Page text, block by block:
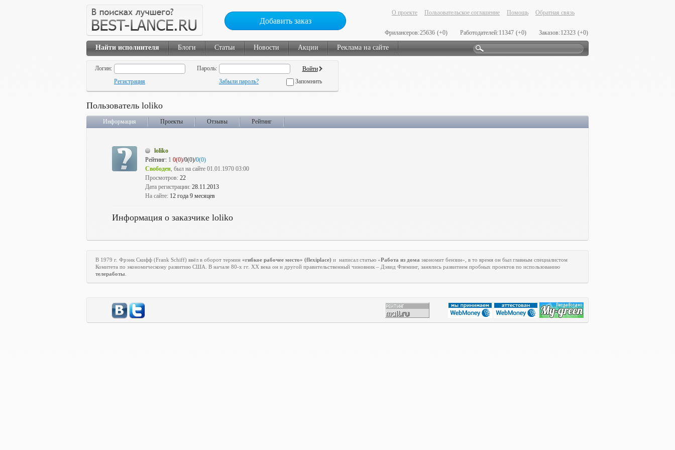
Добавить заказ
О проекте Пользовательское соглашение Помощь Обратная связь
Фрилансеров:25636 (+0) Работодателей:11347 (+0) Заказов:12323 (+0)
Найти исполнителя Блоги Статьи Новости Акции Реклама на сайте
Логин:
Пароль:
Регистрация
Забыли пароль? Запомнить
Пользователь loliko
Информация Проекты Отзывы Рейтинг
loliko
Рейтинг: 1 0(0)/0(0)/0(0)
Свободен, был на сайте 01.01.1970 03:00
Просмотров: 22
Дата регистрации: 28.11.2013
На сайте: 12 года 9 месяцев
Информация о заказчике loliko
В 1979 г. Фрэнк Скифф (Frank Schiff) ввёл в оборот термин «гибкое рабочее место» (flexiplace) и написал статью «Работа из дома экономит бензин», в то время он был главным специалистом
Комитета по экономическому развитию США. В начале 80-х гг. XX века он и другой правительственный чиновник – Дэвид Флеминг, занялись развитием пробных проектов по использованию
телеработы